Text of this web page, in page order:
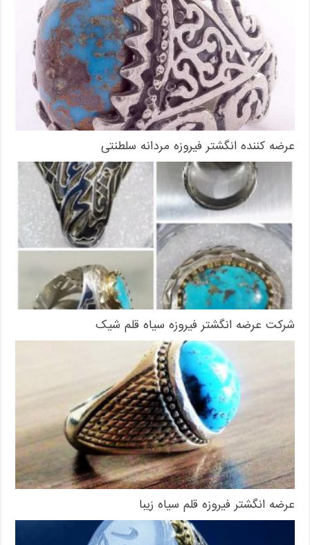
عرضه کننده انگشتر فیروزه مردانه سلطنتی
شرکت عرضه انگشتر فیروزه سیاه قلم شیک
عرضه انگشتر فیروزه قلم سیاه زیبا